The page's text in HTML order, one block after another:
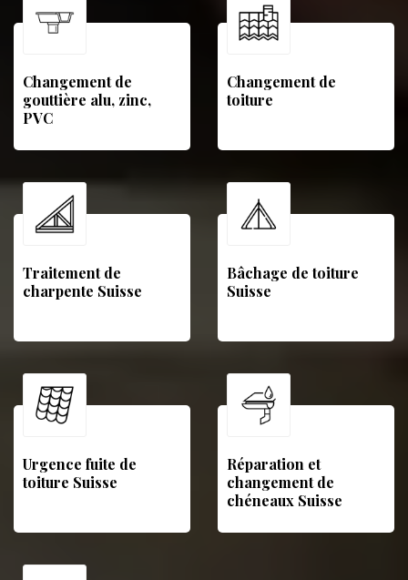
Changement de
gouttière alu, zinc,
PVC
Changement de
toiture
Traitement de
charpente Suisse
Bâchage de toiture
Suisse
Urgence fuite de
toiture Suisse
Réparation et
changement de
chéneaux Suisse